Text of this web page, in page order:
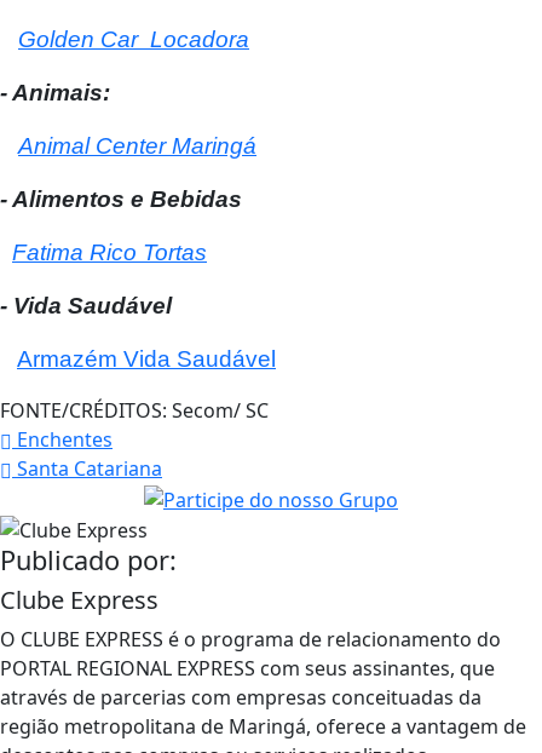
Golden Car Locadora
- Animais:
Animal Center Maringá
- Alimentos e Bebidas
Fatima Rico Tortas
- Vida Saudável
Armazém Vida Saudável
FONTE/CRÉDITOS: Secom/ SC
Enchentes
Santa Catariana
Publicado por:
Clube Express
O CLUBE EXPRESS é o programa de relacionamento do
PORTAL REGIONAL EXPRESS com seus assinantes, que
através de parcerias com empresas conceituadas da
região metropolitana de Maringá, oferece a vantagem de